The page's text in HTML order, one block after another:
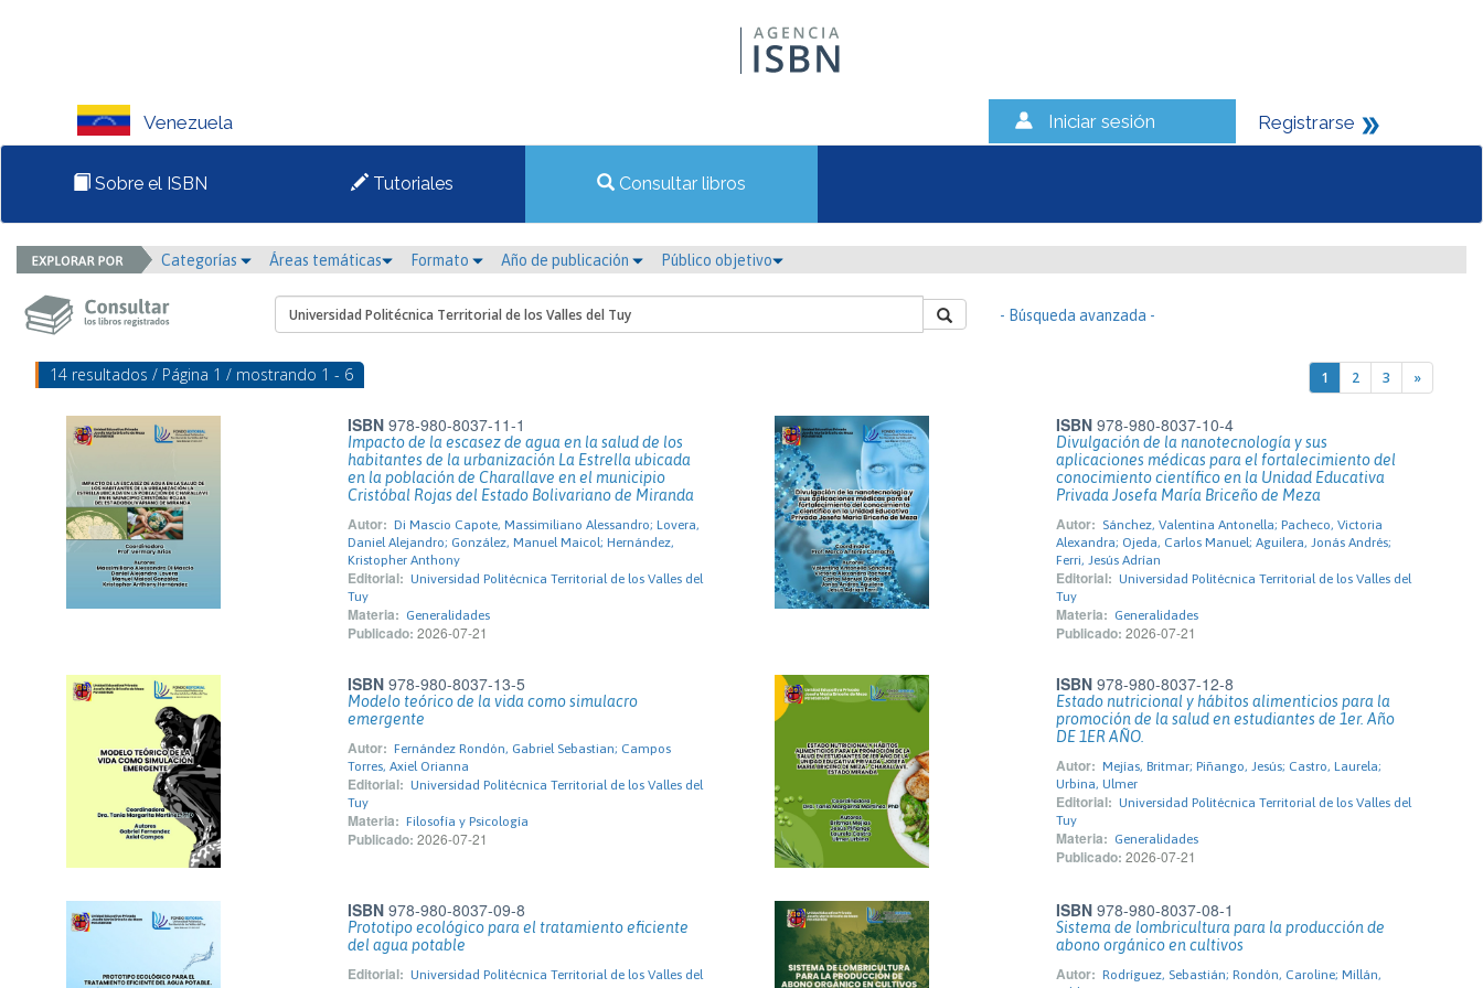
Venezuela Iniciar sesión Registrarse
Sobre el ISBN Tutoriales Consultar libros
Categorías Áreas temáticas Formato Año de publicación Público objetivo
- Búsqueda avanzada -
14 resultados / Página 1 / mostrando 1 - 6 1 2 3 »
ISBN 978-980-8037-11-1
Impacto de la escasez de agua en la salud de los
habitantes de la urbanización La Estrella ubicada
en la población de Charallave en el municipio
Cristóbal Rojas del Estado Bolivariano de Miranda
Autor: Di Mascio Capote, Massimiliano Alessandro; Lovera,
Daniel Alejandro; González, Manuel Maicol; Hernández,
Kristopher Anthony
Editorial: Universidad Politécnica Territorial de los Valles del
Tuy
Materia: Generalidades
Publicado: 2026-07-21
ISBN 978-980-8037-10-4
Divulgación de la nanotecnología y sus
aplicaciones médicas para el fortalecimiento del
conocimiento científico en la Unidad Educativa
Privada Josefa María Briceño de Meza
Autor: Sánchez, Valentina Antonella; Pacheco, Victoria
Alexandra; Ojeda, Carlos Manuel; Aguilera, Jonás Andrés;
Ferri, Jesús Adrían
Editorial: Universidad Politécnica Territorial de los Valles del
Tuy
Materia: Generalidades
Publicado: 2026-07-21
ISBN 978-980-8037-13-5
Modelo teórico de la vida como simulacro
emergente
Autor: Fernández Rondón, Gabriel Sebastian; Campos
Torres, Axiel Orianna
Editorial: Universidad Politécnica Territorial de los Valles del
Tuy
Materia: Filosofía y Psicología
Publicado: 2026-07-21
ISBN 978-980-8037-12-8
Estado nutricional y hábitos alimenticios para la
promoción de la salud en estudiantes de 1er. Año
DE 1ER AÑO.
Autor: Mejías, Britmar; Piñango, Jesús; Castro, Laurela;
Urbina, Ulmer
Editorial: Universidad Politécnica Territorial de los Valles del
Tuy
Materia: Generalidades
Publicado: 2026-07-21
ISBN 978-980-8037-09-8
Prototipo ecológico para el tratamiento eficiente
del agua potable
Editorial: Universidad Politécnica Territorial de los Valles del
ISBN 978-980-8037-08-1
Sistema de lombricultura para la producción de
abono orgánico en cultivos
Autor: Rodríguez, Sebastián; Rondón, Caroline; Millán,